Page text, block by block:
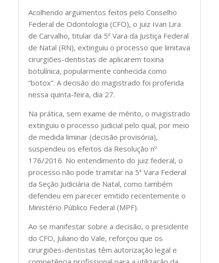
Acolhendo argumentos feitos pelo Conselho
Federal de Odontologia (CFO), o juiz Ivan Lira
de Carvalho, titular da 5ª Vara da Justiça Federal
de Natal (RN), extinguiu o processo que limitava
cirurgiões-dentistas de aplicarem toxina
botulínica, popularmente conhecida como
“botox”. A decisão do magistrado foi proferida
nessa quinta-feira, dia 27.
Na prática, sem exame de mérito, o magistrado
extinguiu o processo judicial pelo qual, por meio
de medida liminar (decisão provisória),
suspendeu os efeitos da Resolução nº
176/2016. No entendimento do juiz federal, o
processo não pode tramitar na 5ª Vara Federal
da Seção Judiciária de Natal, como também
defendeu em parecer emitido recentemente o
Ministério Público Federal (MPF).
Ao se manifestar sobre a decisão, o presidente
do CFO, Juliano do Vale, reforçou que os
cirurgiões-dentistas têm autorização legal e